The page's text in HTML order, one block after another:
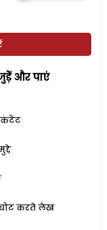
और पाएं
कंटेंट
करते लेख